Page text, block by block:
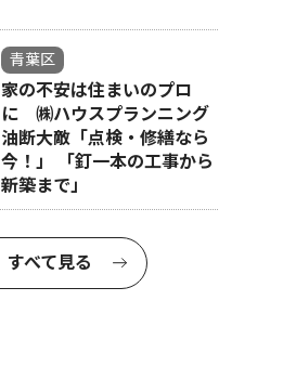
青葉区
家の不安は住まいのプロ
に ㈱ハウスプランニング
油断大敵「点検・修繕なら
今！」 「釘一本の工事から
新築まで」
すべて見る